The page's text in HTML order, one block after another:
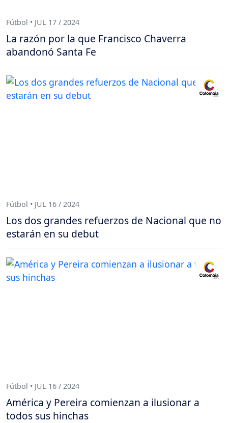
Fútbol • JUL 17 / 2024
La razón por la que Francisco Chaverra
abandonó Santa Fe
Fútbol • JUL 16 / 2024
Los dos grandes refuerzos de Nacional que no
estarán en su debut
Fútbol • JUL 16 / 2024
América y Pereira comienzan a ilusionar a
todos sus hinchas